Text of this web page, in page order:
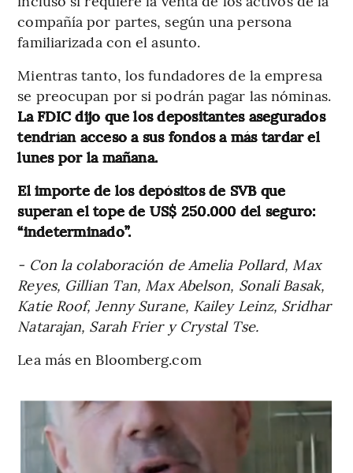
compañía por partes, según una persona
familiarizada con el asunto.
Mientras tanto, los fundadores de la empresa
se preocupan por si podrán pagar las nóminas.
La FDIC dijo que los depositantes asegurados
tendrían acceso a sus fondos a más tardar el
lunes por la mañana.
El importe de los depósitos de SVB que
superan el tope de US$ 250.000 del seguro:
“indeterminado”.
- Con la colaboración de Amelia Pollard, Max
Reyes, Gillian Tan, Max Abelson, Sonali Basak,
Katie Roof, Jenny Surane, Kailey Leinz, Sridhar
Natarajan, Sarah Frier y Crystal Tse.
Lea más en Bloomberg.com